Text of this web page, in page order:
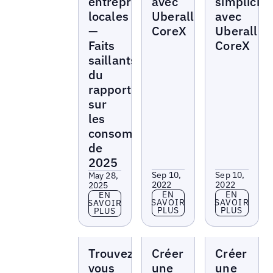
locales ?
—
Faits
saillants
du
rapport
sur
les
consommateurs
de
2025
May 28,
2025
En savoir plus
EN
SAVOIR
PLUS
Uberall
CoreX
Sep 10,
2022
En savoir plus
EN
SAVOIR
PLUS
avec
Uberall
CoreX
Sep 10,
2022
En savoir
EN
SAVOIR
PLUS
Trouvez-
vous
Créer
une
Créer
une